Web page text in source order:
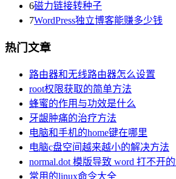
6磁力链接转种子
7WordPress独立博客能赚多少钱
热门文章
路由器和无线路由器怎么设置
root权限获取的简单方法
蜂蜜的作用与功效是什么
牙龈肿痛的治疗方法
电脑和手机的home键在哪里
电脑c盘空间越来越小的解决方法
normal.dot 模版导致 word 打不开
常用的linux命令大全